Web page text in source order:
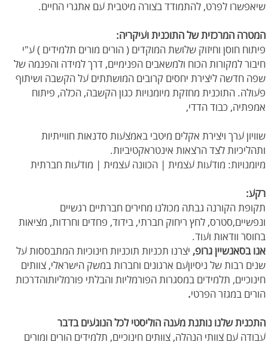
שיאפשרו לפרט, להתמודד בצורה מיטבית עם אתגרי החיים.
המטרה המרכזית של התוכנית ועיקריה:
פיתוח חוסן וחיזוק שלושת המוקדים ( הורים מורים תלמידים ) ע"י
חיבור למקורות הכוח ולמשאבים הפנימיים, דרך למידה והפנמה של
שפה חדשה ליצירת יחסים קרובים המושתתים על הקשבה ושיתוף
פעולה. התוכנית מחזקת מיומנויות כגון הקשבה, הכלה, פיתוח
אמפתיה, כבוד הדדי,
שוויון ערך ויצירת אקלים מיטבי באמצעות סדנאות חווייתיות
ותהליכיות לצד הרצאות אינטראקטיביות.
מיומנויות: מודעות עצמית | הכוונה עצמית | מודעות חברתית
רקע:
תקופת הקורנה גבתה מכולנו מחירים חברתיים רגשיים
ונפשיים,סטרס, לחץ ריחוק חברתי, בידוד, פחדים וחרדות, מציאות
בחוסר וודאות ועוד.
אנו בסאנשיין גרופ, יצרנו תכניות תוכניות חינוכיות המתבססות על
שנים רבות של ניסיוןעם ארגונים וחברות במשק הישראלי, צוותים
חינוכיים, תלמידים במסגרות הפורמליות והבלתי פורמליותוהדרכות
הורים במגזר הפרטי.
התכנית שלנו נותנת מענה הוליסטי לכל הנוגעים בדבר
עבודה עם צוותי הנהלה, צוותים חינוכיים, תלמידים הורים ומורים